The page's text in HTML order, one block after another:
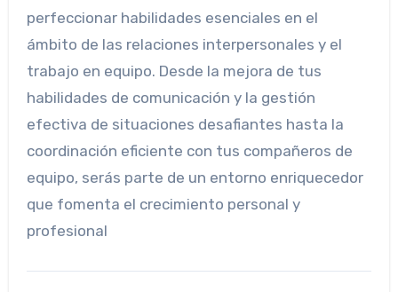
perfeccionar habilidades esenciales en el
ámbito de las relaciones interpersonales y el
trabajo en equipo. Desde la mejora de tus
habilidades de comunicación y la gestión
efectiva de situaciones desafiantes hasta la
coordinación eficiente con tus compañeros de
equipo, serás parte de un entorno enriquecedor
que fomenta el crecimiento personal y
profesional